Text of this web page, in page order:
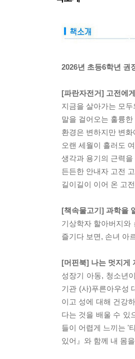
2026년 초등6학년 권
[파란자전거] 고전에
지금을 살아가는 모
말을 걸어오는 훌륭
환경은 변하지만 변
오랜 세월이 흘러도
생각과 용기의 근력을
든든한 안내자 고전
길이길이 이어 온 고
[책속물고기] 과학을
기상학자 할아버지와
즐기다 보면, 손녀 아
[머핀북] 나는 멋지게
성장기 아동, 청소년
기관 (사)푸른아우성
이고 성에 대해 건강
다는 것을 배울 수 있
들이 어렵게 느끼는 '
있어』와 함께 내 몸